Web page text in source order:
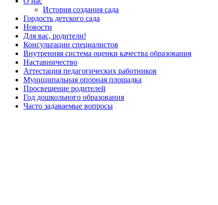
История создания сада
Гордость детского сада
Новости
Для вас, родители!
Консультации специалистов
Внутренняя система оценки качества образования
Наставничество
Аттестация педагогических работников
Муниципальная опорная площадка
Просвещение родителей
Год дошкольного образования
Часто задаваемые вопросы